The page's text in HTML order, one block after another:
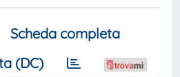
Scheda completa
(DC)